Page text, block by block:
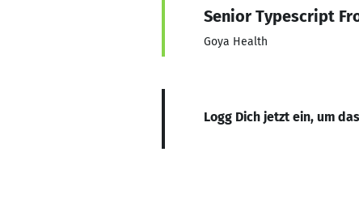
Senior Typescript
Goya Health
Logg Dich jetzt ein, um